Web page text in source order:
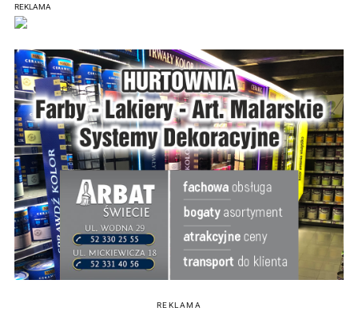
REKLAMA
REKLAMA